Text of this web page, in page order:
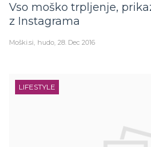
Vso moško trpljenje,
z Instagrama
Moški.si hudo 28. Dec 2016
LIFESTYLE